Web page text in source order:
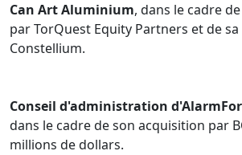
Can Art Aluminium, dans le cadre
par TorQuest Equity Partners et de
Constellium.
Conseil d'administration
dans le cadre de son acquisition par
millions de dollars.